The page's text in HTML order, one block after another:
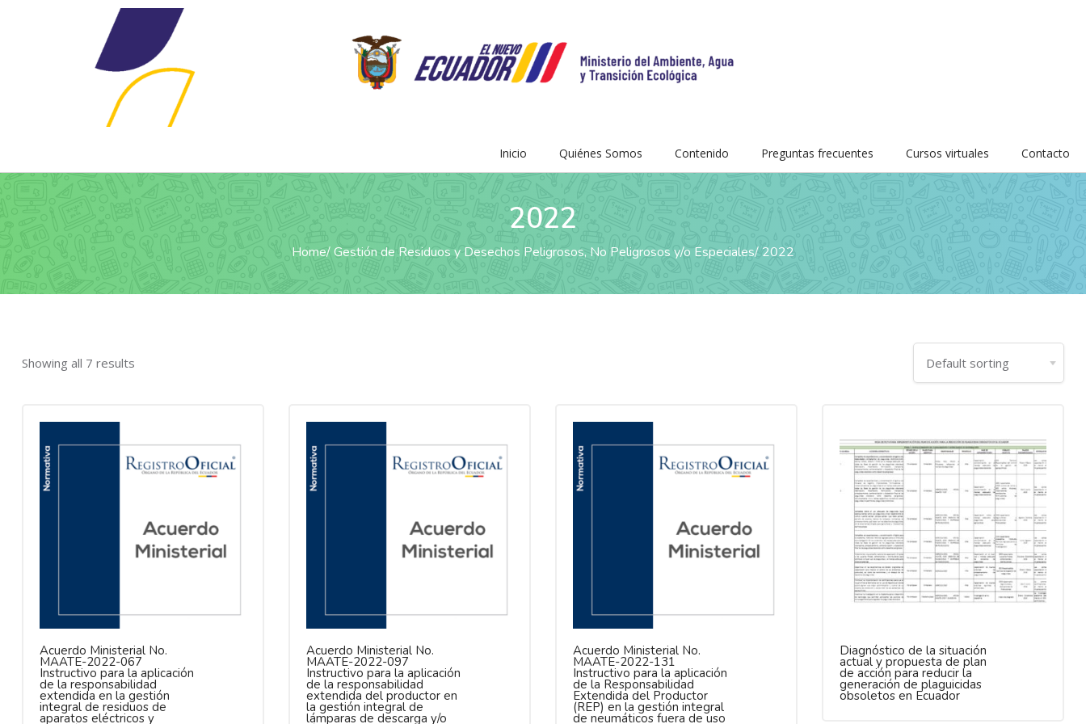
Inicio Quiénes Somos Contenido Preguntas frecuentes Cursos virtuales Contacto
2022
Home Gestión de Residuos y Desechos Peligrosos, No Peligrosos y/o Especiales 2022
Showing all 7 results
Acuerdo Ministerial No.
MAATE-2022-067
Instructivo para la aplicación
de la responsabilidad
extendida en la gestión
integral de residuos de
aparatos eléctricos y
Acuerdo Ministerial No.
MAATE-2022-097
Instructivo para la aplicación
de la responsabilidad
extendida del productor en
la gestión integral de
lámparas de descarga y/o
Acuerdo Ministerial No.
MAATE-2022-131
Instructivo para la aplicación
de la Responsabilidad
Extendida del Productor
(REP) en la gestión integral
de neumáticos fuera de uso
Diagnóstico de la situación
actual y propuesta de plan
de acción para reducir la
generación de plaguicidas
obsoletos en Ecuador